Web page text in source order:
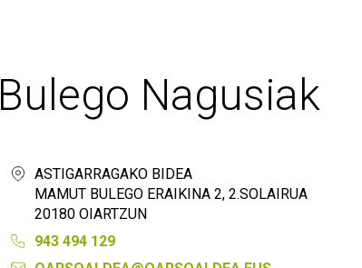
Bulego Nagusiak
ASTIGARRAGAKO BIDEA
MAMUT BULEGO ERAIKINA 2, 2.SOLAIRUA
20180 OIARTZUN
943 494 129